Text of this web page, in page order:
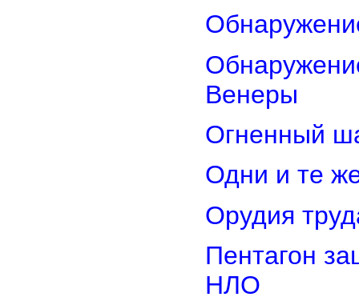
Венеры
Огненный
Одни и те
Орудия
Пентагон
НЛО